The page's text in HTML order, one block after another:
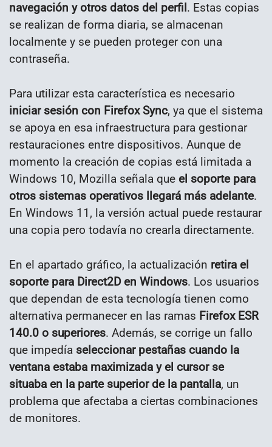
navegación y otros datos del perfil. Estas copias
se realizan de forma diaria, se almacenan
localmente y se pueden proteger con una
contraseña.
Para utilizar esta característica es necesario
iniciar sesión con Firefox Sync, ya que el sistema
se apoya en esa infraestructura para gestionar
restauraciones entre dispositivos. Aunque de
momento la creación de copias está limitada a
Windows 10, Mozilla señala que el soporte para
otros sistemas operativos llegará más adelante.
En Windows 11, la versión actual puede restaurar
una copia pero todavía no crearla directamente.
En el apartado gráfico, la actualización retira el
soporte para Direct2D en Windows. Los usuarios
que dependan de esta tecnología tienen como
alternativa permanecer en las ramas Firefox ESR
140.0 o superiores. Además, se corrige un fallo
que impedía seleccionar pestañas cuando la
ventana estaba maximizada y el cursor se
situaba en la parte superior de la pantalla, un
problema que afectaba a ciertas combinaciones
de monitores.